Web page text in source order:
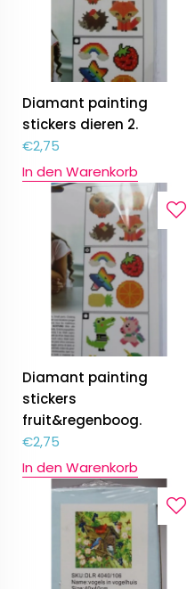
Diamant painting
stickers dieren 2.
€2,75
In den Warenkorb
Diamant painting
stickers
fruit&regenboog.
€2,75
In den Warenkorb